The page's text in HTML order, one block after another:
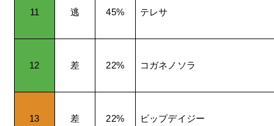
11 逃 45% テレサ
12 差 22% コガネノソラ
13 差 22% ビップデイジー